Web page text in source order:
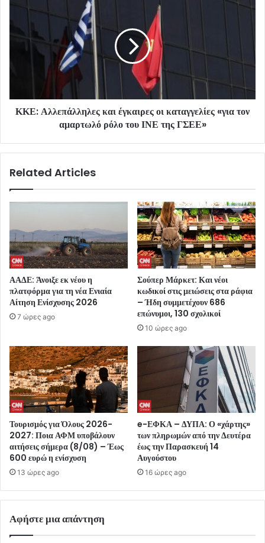
ΚΚΕ: Αλλεπάλληλες και έγκαιρες οι καταγγελίες «για τον
αμαρτωλό ρόλο του ΙΝΕ της ΓΣΕΕ»
Related Articles
ΑΑΔΕ: Άνοιξε εκ νέου η
πλατφόρμα για τη νέα Ενιαία
Αίτηση Ενίσχυσης 2026
7 ώρες ago
Σούπερ Μάρκετ: Και νέοι
κωδικοί στις μειώσεις στα ράφια
– Ήδη συμμετέχουν 686
επώνυμοι, 130 σχολικοί
10 ώρες ago
Τουρισμός για Όλους 2026-
2027: Ποια ΑΦΜ υποβάλουν
αιτήσεις σήμερα (8/08) – Έως
600 ευρώ η ενίσχυση
13 ώρες ago
e-ΕΦΚΑ – ΔΥΠΑ: Ο «χάρτης»
των πληρωμών από την Δευτέρα
έως την Παρασκευή 14
Αυγούστου
16 ώρες ago
Αφήστε μια απάντηση